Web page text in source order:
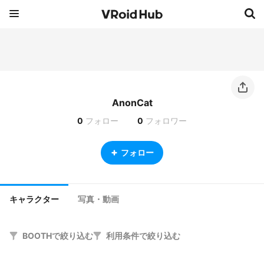
AnonCat
0 フォロー 0 フォロワー
フォロー
キャラクター 写真・動画
BOOTHで絞り込む 利用条件で絞り込む